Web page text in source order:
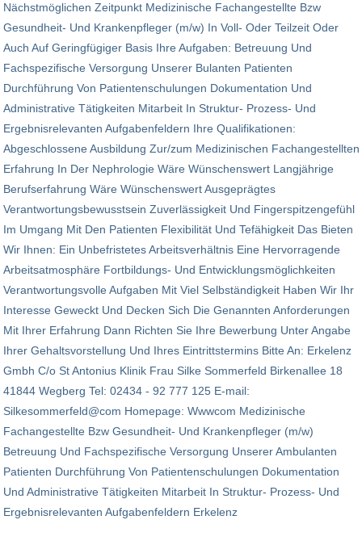
Nächstmöglichen Zeitpunkt Medizinische Fachangestellte Bzw
Gesundheit- Und Krankenpfleger (m/w) In Voll- Oder Teilzeit Oder
Auch Auf Geringfügiger Basis Ihre Aufgaben: Betreuung Und
Fachspezifische Versorgung Unserer Bulanten Patienten
Durchführung Von Patientenschulungen Dokumentation Und
Administrative Tätigkeiten Mitarbeit In Struktur- Prozess- Und
Ergebnisrelevanten Aufgabenfeldern Ihre Qualifikationen:
Abgeschlossene Ausbildung Zur/zum Medizinischen Fachangestellten
Erfahrung In Der Nephrologie Wäre Wünschenswert Langjährige
Berufserfahrung Wäre Wünschenswert Ausgeprägtes
Verantwortungsbewusstsein Zuverlässigkeit Und Fingerspitzengefühl
Im Umgang Mit Den Patienten Flexibilität Und Tefähigkeit Das Bieten
Wir Ihnen: Ein Unbefristetes Arbeitsverhältnis Eine Hervorragende
Arbeitsatmosphäre Fortbildungs- Und Entwicklungsmöglichkeiten
Verantwortungsvolle Aufgaben Mit Viel Selbständigkeit Haben Wir Ihr
Interesse Geweckt Und Decken Sich Die Genannten Anforderungen
Mit Ihrer Erfahrung Dann Richten Sie Ihre Bewerbung Unter Angabe
Ihrer Gehaltsvorstellung Und Ihres Eintrittstermins Bitte An: Erkelenz
Gmbh C/o St Antonius Klinik Frau Silke Sommerfeld Birkenallee 18
41844 Wegberg Tel: 02434 - 92 777 125 E-mail:
Silkesommerfeld@com Homepage: Wwwcom Medizinische
Fachangestellte Bzw Gesundheit- Und Krankenpfleger (m/w)
Betreuung Und Fachspezifische Versorgung Unserer Ambulanten
Patienten Durchführung Von Patientenschulungen Dokumentation
Und Administrative Tätigkeiten Mitarbeit In Struktur- Prozess- Und
Ergebnisrelevanten Aufgabenfeldern Erkelenz